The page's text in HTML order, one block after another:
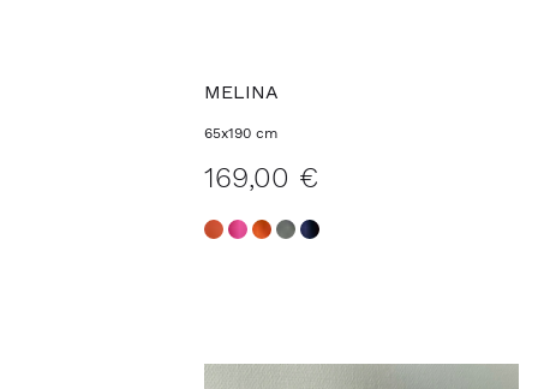
MELINA
65x190 cm
169,00 €